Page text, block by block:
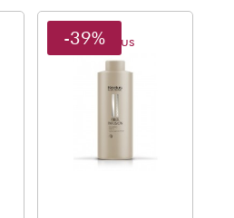
Kadus
-39%